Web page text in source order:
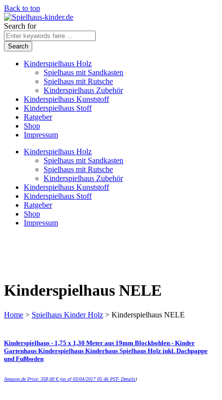
Back to top
Search for
Kinderspielhaus Holz
Spielhaus mit Sandkasten
Spielhaus mit Rutsche
Kinderspielhaus Zubehör
Kinderspielhaus Kunststoff
Kinderspielhaus Stoff
Ratgeber
Shop
Impressum
Kinderspielhaus Holz
Spielhaus mit Sandkasten
Spielhaus mit Rutsche
Kinderspielhaus Zubehör
Kinderspielhaus Kunststoff
Kinderspielhaus Stoff
Ratgeber
Shop
Impressum
Kinderspielhaus NELE
Home > Spielhaus Kinder Holz > Kinderspielhaus NELE
Kinderspielhaus - 1,75 x 1,30 Meter aus 19mm Blockbohlen - Kinder
Gartenhaus Kinderspielhaus Kinderhaus Spielhaus Holz inkl. Dachpappe
und Fußboden
Amazon.de Price: 358,00 €(as of 03/04/2017 05:46 PST- Details)